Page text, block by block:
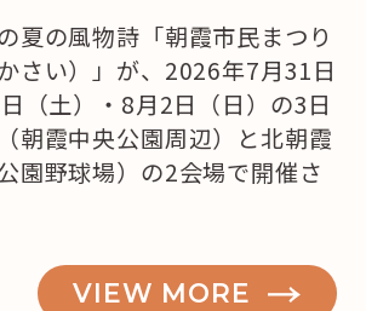
夏の風物詩「朝霞市民まつり
さい）」が、2026年7月31日
日（土）・8月2日（日）の3日
朝霞中央公園周辺）と北朝霞
園野球場）の2会場で開催さ
VIEW MORE